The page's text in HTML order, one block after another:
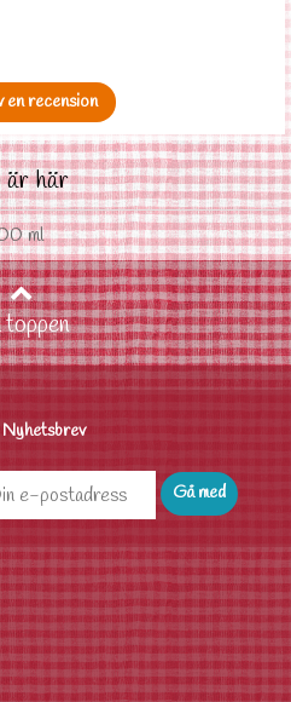
en recension
är här
ml
Nyhetsbrev